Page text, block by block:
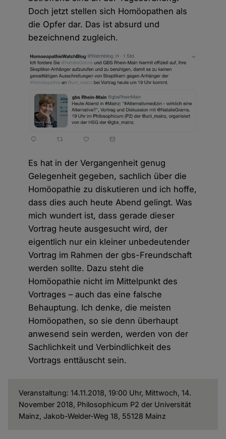
Doch jetzt stellen sich Homöopathen als
die Opfer dar. Das ist absurd und
bezeichnend zugleich.
Es hat in der Vergangenheit genug
Gelegenheit gegeben, sachlich über die
Homöopathie zu diskutieren und ich hoffe,
dass dies auch heute Abend gelingt. Was
mich wundert ist, dass gerade dieser
Vortrag heute ausgesucht wird, der
eigentlich nur ein kleiner unbedeutender
Vortrag im Rahmen der gbs-Freundschaft
werden sollte. Dazu steht die
Homöopathie nicht im Mittelpunkt des
Vortrages – auch das eine falsche
Behauptung. Ich denke, die meisten
Homöopathen, so sie denn überhaupt
anwesend sein werden, werden von der
Sachlichkeit und Verbindlichkeit des
Vortrags enttäuscht sein.
Veranstaltung: 14.11.2018, 19:00 Uhr, Mittwoch, 14.
November 2018, Philosophicum P2 der Universität
Mainz, Jakob-Welder-Weg 18, 55128 Mainz